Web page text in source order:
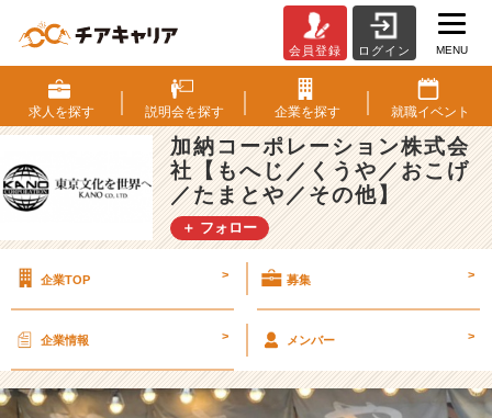
夏
採
用、
ま
だ
ま
だ
受
／"今
自
会員登録 ログイン MENU
求人を探す 説明会を探す 企業を探す 就職イベント
加納コーポレーション株式会
社【もへじ／くうや／おこげ
／たまとや／その他】
＋ フォロー
企業TOP > 募集 >
企業情報 > メンバー >